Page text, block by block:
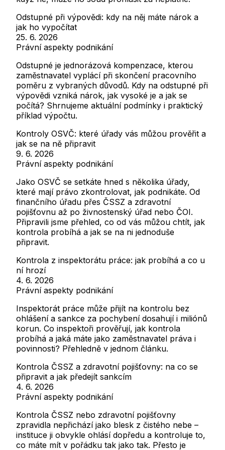
Odstupné při výpovědi: kdy na něj máte nárok a
jak ho vypočítat
25. 6. 2026
Právní aspekty podnikání
Odstupné je jednorázová kompenzace, kterou
zaměstnavatel vyplácí při skončení pracovního
poměru z vybraných důvodů. Kdy na odstupné při
výpovědi vzniká nárok, jak vysoké je a jak se
počítá? Shrnujeme aktuální podmínky i praktický
příklad výpočtu.
Kontroly OSVČ: které úřady vás můžou prověřit a
jak se na ně připravit
9. 6. 2026
Právní aspekty podnikání
Jako OSVČ se setkáte hned s několika úřady,
které mají právo zkontrolovat, jak podnikáte. Od
finančního úřadu přes ČSSZ a zdravotní
pojišťovnu až po živnostenský úřad nebo ČOI.
Připravili jsme přehled, co od vás můžou chtít, jak
kontrola probíhá a jak se na ni jednoduše
připravit.
Kontrola z inspektorátu práce: jak probíhá a co u
ní hrozí
4. 6. 2026
Právní aspekty podnikání
Inspektorát práce může přijít na kontrolu bez
ohlášení a sankce za pochybení dosahují i miliónů
korun. Co inspektoři prověřují, jak kontrola
probíhá a jaká máte jako zaměstnavatel práva i
povinnosti? Přehledně v jednom článku.
Kontrola ČSSZ a zdravotní pojišťovny: na co se
připravit a jak předejít sankcím
4. 6. 2026
Právní aspekty podnikání
Kontrola ČSSZ nebo zdravotní pojišťovny
zpravidla nepřichází jako blesk z čistého nebe –
instituce ji obvykle ohlásí dopředu a kontroluje to,
co máte mít v pořádku tak jako tak. Přesto je